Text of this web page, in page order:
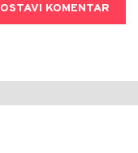
OSTAVI KOMENTAR